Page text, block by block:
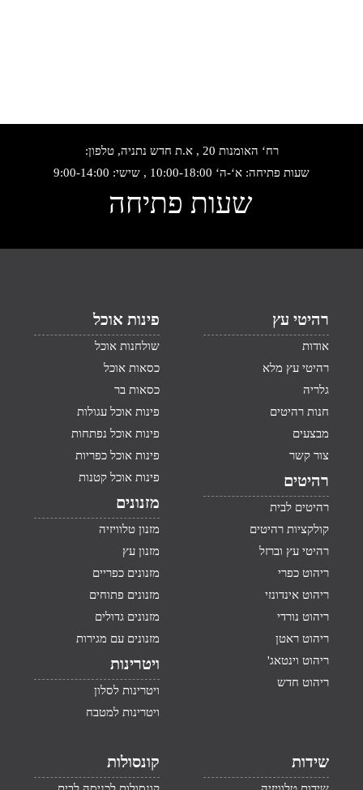
רח‘ האומנות 20 , א.ת חדש נתניה, טלפון:
שעות פתיחה: א‘-ה‘ 10:00-18:00 , שישי: 9:00-14:00
שעות פתיחה
רהיטי עץ
אודות
רהיטי עץ מלא
גלריה
חנות רהיטים
מבצעים
צור קשר
רהיטים
רהיטים לבית
קולקציות רהיטים
רהיטי עץ וברזל
ריהוט כפרי
ריהוט אינדונזי
ריהוט נורדי
ריהוט ראטן
ריהוט וינטאג'
ריהוט חדש
פינות אוכל
שולחנות אוכל
כסאות אוכל
כסאות בר
פינות אוכל עגולות
פינות אוכל נפתחות
פינות אוכל כפריות
פינות אוכל קטנות
מזנונים
מזנון טלוויזיה
מזנון עץ
מזנונים כפריים
מזנונים פתוחים
מזנונים גדולים
מזנונים עם מגירות
ויטרינות
ויטרינות לסלון
ויטרינות למטבח
שידות קונסולות